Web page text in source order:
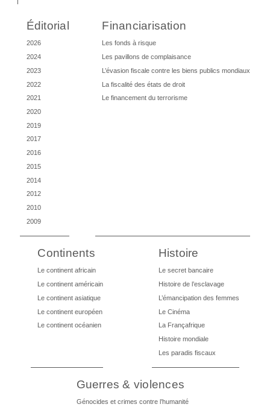
Éditorial
2026
2024
2023
2022
2021
2020
2019
2017
2016
2015
2014
2012
2010
2009
Financiarisation
Les fonds à risque
Les pavillons de complaisance
L’évasion fiscale contre les biens publics mondiaux
La fiscalité des états de droit
Le financement du terrorisme
Continents
Le continent africain
Le continent américain
Le continent asiatique
Le continent européen
Le continent océanien
Histoire
Le secret bancaire
Histoire de l’esclavage
L’émancipation des femmes
Le Cinéma
La Françafrique
Histoire mondiale
Les paradis fiscaux
Guerres & violences
Génocides et crimes contre l’humanité